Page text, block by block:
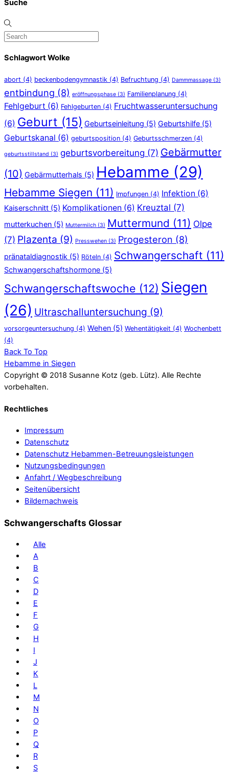
Suche
Schlagwort Wolke
abort (4) beckenbodengymnastik (4) Befruchtung (4) Dammmassage (3)
entbindung (8) eröffnungsphase (3) Familienplanung (4)
Fehlgeburt (6) Fehlgeburten (4) Fruchtwasseruntersuchung
(6) Geburt (15) Geburtseinleitung (5) Geburtshilfe (5)
Geburtskanal (6) geburtsposition (4) Geburtsschmerzen (4)
geburtsstillstand (3) geburtsvorbereitung (7) Gebärmutter
(10) Gebärmutterhals (5) Hebamme (29)
Hebamme Siegen (11) Impfungen (4) Infektion (6)
Kaiserschnitt (5) Komplikationen (6) Kreuztal (7)
mutterkuchen (5) Muttermilch (3) Muttermund (11) Olpe
(7) Plazenta (9) Presswehen (3) Progesteron (8)
pränataldiagnostik (5) Röteln (4) Schwangerschaft (11)
Schwangerschaftshormone (5)
Schwangerschaftswoche (12) Siegen
(26) Ultraschalluntersuchung (9)
vorsorgeuntersuchung (4) Wehen (5) Wehentätigkeit (4) Wochenbett
(4)
Back To Top
Hebamme in Siegen
Copyright © 2018 Susanne Kotz (geb. Lütz). Alle Rechte
vorbehalten.
Rechtliches
Impressum
Datenschutz
Datenschutz Hebammen-Betreuungsleistungen
Nutzungsbedingungen
Anfahrt / Wegbeschreibung
Seitenübersicht
Bildernachweis
Schwangerschafts Glossar
Alle
A
B
C
D
E
F
G
H
I
J
K
L
M
N
O
P
Q
R
S